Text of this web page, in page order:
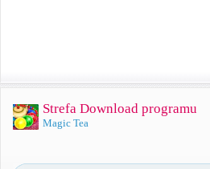
Strefa Download programu
Magic Tea